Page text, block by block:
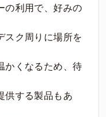
の利用で、好みの
スク周りに場所を
かくなるため、待
供する製品もあ